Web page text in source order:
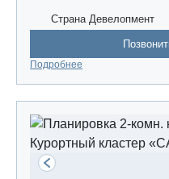
Страна Девелопмент
Подробнее